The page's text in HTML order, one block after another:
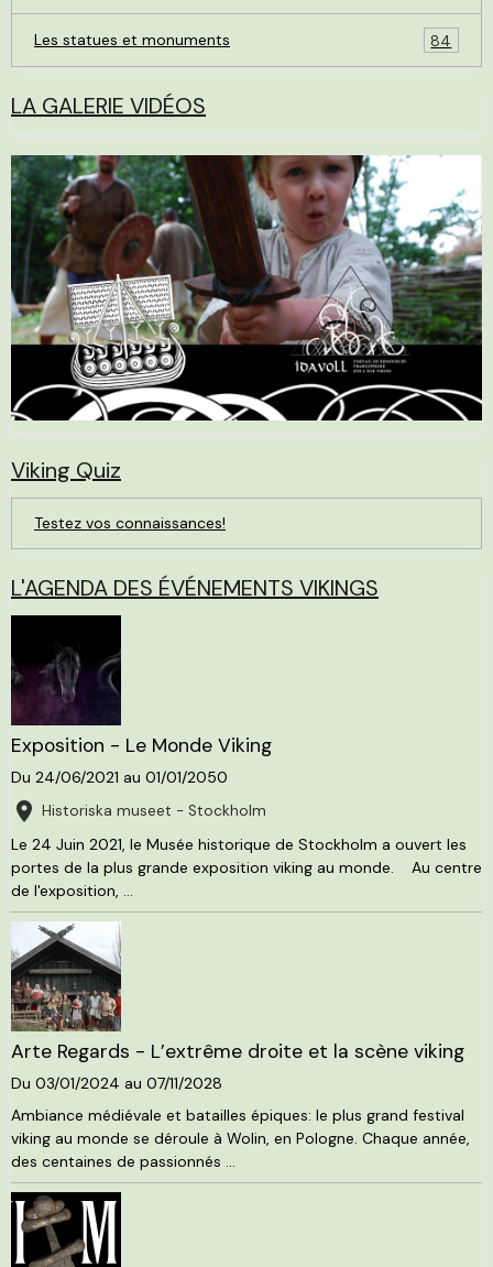
Les statues et monuments 84
LA GALERIE VIDÉOS
Viking Quiz
Testez vos connaissances!
L'AGENDA DES ÉVÉNEMENTS VIKINGS
Exposition - Le Monde Viking
Du 24/06/2021 au 01/01/2050
Historiska museet - Stockholm
Le 24 Juin 2021, le Musée historique de Stockholm a ouvert les
portes de la plus grande exposition viking au monde. Au centre
de l'exposition, ...
Arte Regards - L’extrême droite et la scène viking
Du 03/01/2024 au 07/11/2028
Ambiance médiévale et batailles épiques: le plus grand festival
viking au monde se déroule à Wolin, en Pologne. Chaque année,
des centaines de passionnés ...